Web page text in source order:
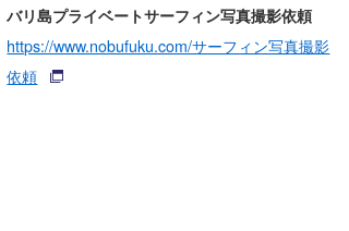
バリ島プライベートサーフィン写真撮影依頼
https://www.nobufuku.com/サーフィン写真撮影
依頼